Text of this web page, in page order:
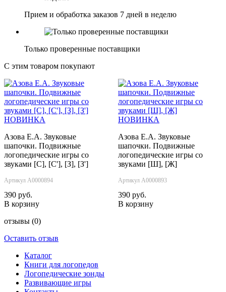
Прием и обработка заказов 7 дней в неделю
Только проверенные поставщики
С этим товаром покупают
НОВИНКА
Азова Е.А. Звуковые
шапочки. Подвижные
логопедические игры со
звуками [С], [С'], [З], [З']
Артикул А0000894
390 руб.
В корзину
НОВИНКА
Азова Е.А. Звуковые
шапочки. Подвижные
логопедические игры со
звуками [Ш], [Ж]
Артикул А0000893
390 руб.
В корзину
отзывы (0)
Оставить отзыв
Каталог
Книги для логопедов
Логопедические зонды
Развивающие игры